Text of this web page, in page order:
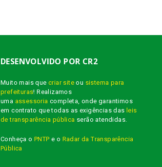
DESENVOLVIDO POR CR2
Muito mais quecriar site ou sistema para
prefeituras! Realizamos
uma assessoria completa, onde garantimos
em contrato que todas as exigências das leis
de transparência pública serão atendidas.
Conheça oPNTP e o Radar da Transparência
Pública